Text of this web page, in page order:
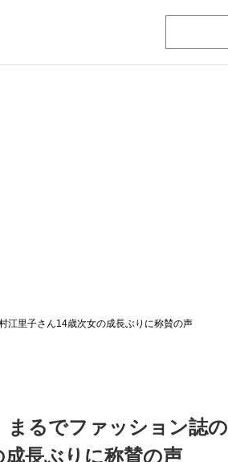
里子さん14歳次女の成長ぶりに称賛の声
るでファッション誌の
長ぶりに称賛の声